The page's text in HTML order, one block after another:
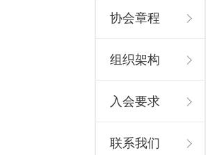
协会章程
组织架构
入会要求
联系我们